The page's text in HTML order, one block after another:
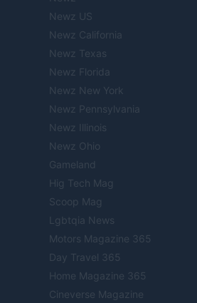
Newz US
Newz California
Newz Texas
Newz Florida
Newz New York
Newz Pennsylvania
Newz Illinois
Newz Ohio
Gameland
Hig Tech Mag
Scoop Mag
Lgbtqia News
Motors Magazine 365
Day Travel 365
Home Magazine 365
Cineverse Magazine